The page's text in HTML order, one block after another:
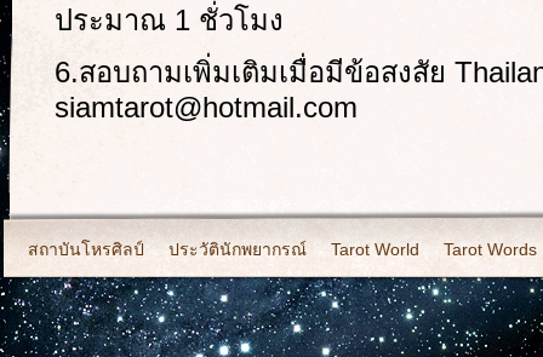
ประมาณ 1 ชั่วโมง
6.สอบถามเพิ่มเติมเมื่อมีข้อสงสัย
siamtarot@hotmail.com
สถาบันโหรศิลป์ ประวัตินักพยากรณ์ Tarot World Tarot Words
2011-Set 2.Photo By Khate Horasilp 2012-Photo By Khate